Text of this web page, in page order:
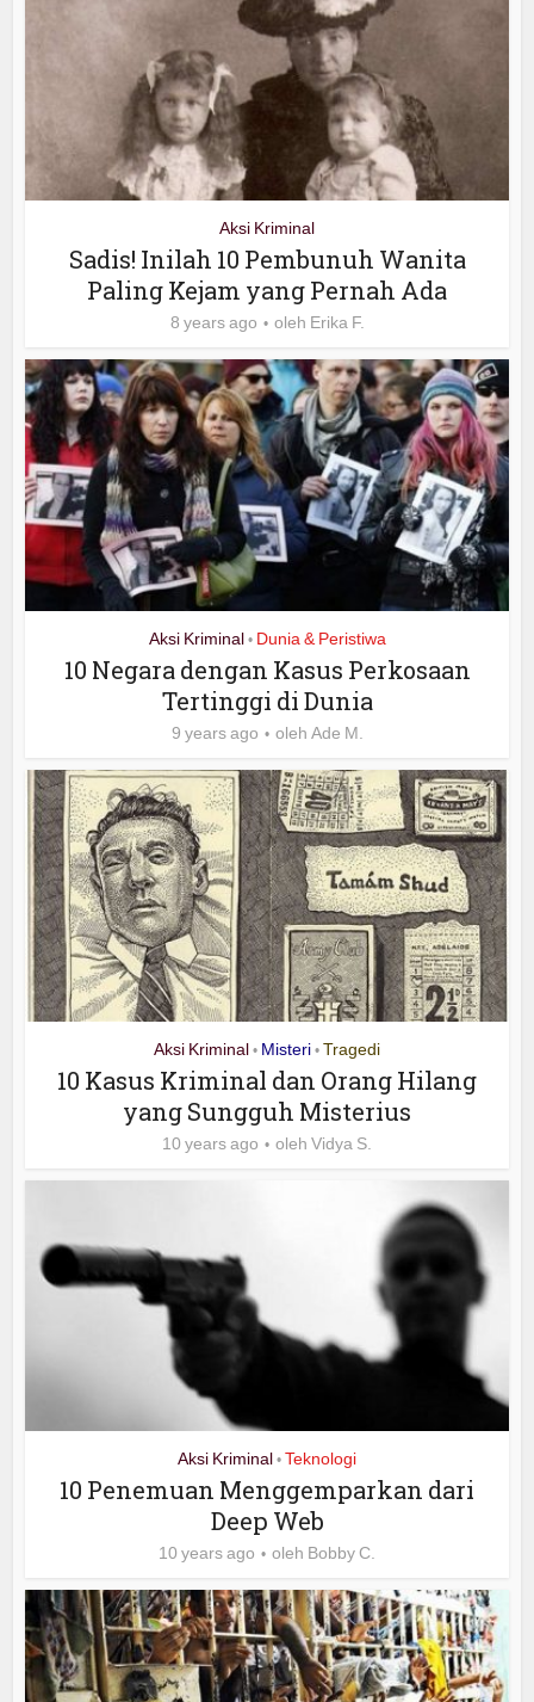
Aksi Kriminal
Sadis! Inilah 10 Pembunuh Wanita
Paling Kejam yang Pernah Ada
8 years ago oleh Erika F.
Aksi Kriminal • Dunia & Peristiwa
10 Negara dengan Kasus Perkosaan
Tertinggi di Dunia
9 years ago oleh Ade M.
Aksi Kriminal • Misteri • Tragedi
10 Kasus Kriminal dan Orang Hilang
yang Sungguh Misterius
10 years ago oleh Vidya S.
Aksi Kriminal • Teknologi
10 Penemuan Menggemparkan dari
Deep Web
10 years ago oleh Bobby C.